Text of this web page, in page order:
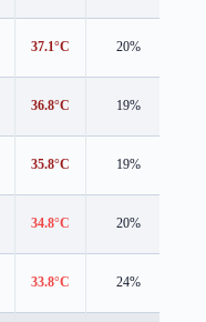
37.1°C 20%
36.8°C 19%
35.8°C 19%
34.8°C 20%
33.8°C 24%